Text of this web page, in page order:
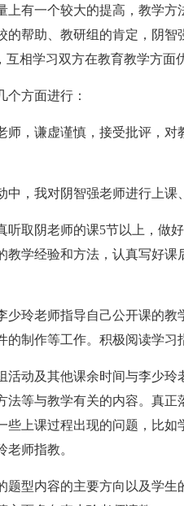
上有一个较大的提高，教学
的帮助、教研组的肯定，阴
互相学习双方在教育教学方面
个方面进行：
师，谦虚谨慎，接受批评，
中，我对阴智强老师进行上课
听取阴老师的课5节以上，做
教学经验和方法，认真写好
少玲老师指导自己公开课的
的制作等工作。积极阅读学习
活动及其他课余时间与李少
法等与教学有关的内容。真
些上课过程出现的问题，比
老师指教。
题型内容的主要方向以及学